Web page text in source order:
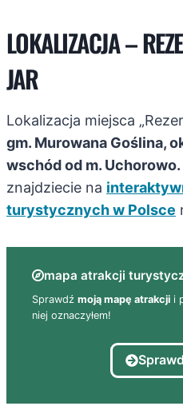
LOKALIZACJA –
JAR
Lokalizacja miejsca
gm. Murowana Goślina,
wschód od m. Uchorowo.
znajdziecie na
turystycznych w Polsce
mapa atrakcji
Sprawdź moją mapę atrakcji i
niej oznaczyłem!